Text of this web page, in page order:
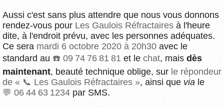
Aussi c'est sans plus attendre que nous vous donnons
rendez-vous pour Les Gaulois Réfractaires à l'heure
dite, à l'endroit prévu, avec les personnes adéquates.
Ce sera mardi 6 octobre 2020 à 20h30 avec le
standard au
09 74 76 81 81 et le chat, mais dès
maintenant, beauté technique oblige, sur le répondeur
de « 📞 Les Gaulois Réfractaires », ainsi que via le
06 44 63 1234 par SMS.